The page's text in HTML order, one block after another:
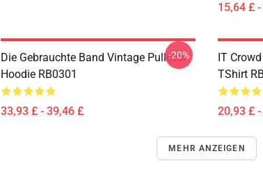
15,64 £
Die Gebrauchte Band Vintage Pullover
Hoodie RB0301
33,93 £ - 39,46 £
-20%
IT
TShirt
20,93 £
MEHR ANZEIGEN